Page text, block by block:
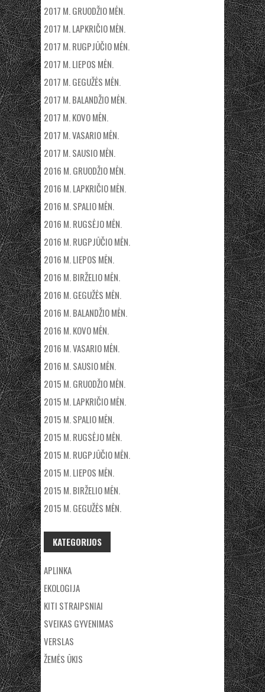
2017 M. GRUODŽIO MĖN.
2017 M. LAPKRIČIO MĖN.
2017 M. RUGPJŪČIO MĖN.
2017 M. LIEPOS MĖN.
2017 M. GEGUŽĖS MĖN.
2017 M. BALANDŽIO MĖN.
2017 M. KOVO MĖN.
2017 M. VASARIO MĖN.
2017 M. SAUSIO MĖN.
2016 M. GRUODŽIO MĖN.
2016 M. LAPKRIČIO MĖN.
2016 M. SPALIO MĖN.
2016 M. RUGSĖJO MĖN.
2016 M. RUGPJŪČIO MĖN.
2016 M. LIEPOS MĖN.
2016 M. BIRŽELIO MĖN.
2016 M. GEGUŽĖS MĖN.
2016 M. BALANDŽIO MĖN.
2016 M. KOVO MĖN.
2016 M. VASARIO MĖN.
2016 M. SAUSIO MĖN.
2015 M. GRUODŽIO MĖN.
2015 M. LAPKRIČIO MĖN.
2015 M. SPALIO MĖN.
2015 M. RUGSĖJO MĖN.
2015 M. RUGPJŪČIO MĖN.
2015 M. LIEPOS MĖN.
2015 M. BIRŽELIO MĖN.
2015 M. GEGUŽĖS MĖN.
KATEGORIJOS
APLINKA
EKOLOGIJA
KITI STRAIPSNIAI
SVEIKAS GYVENIMAS
VERSLAS
ŽEMĖS ŪKIS